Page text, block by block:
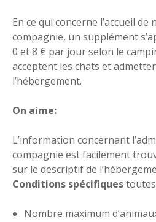
En ce qui concerne l’accueil de
compagnie, un supplément
0 et 8 € par jour selon le
acceptent les chats et
l’hébergement.
On aime:
L’information concernant
compagnie est facilement
sur le descriptif de
Conditions spécifiques
Nombre maximum